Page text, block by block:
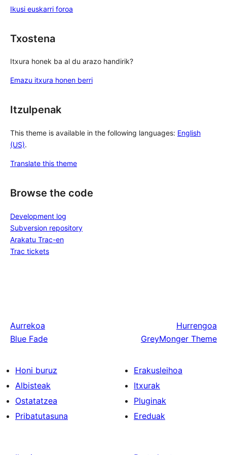
Ikusi euskarri foroa
Txostena
Itxura honek ba al du arazo handirik?
Emazu itxura honen berri
Itzulpenak
This theme is available in the following languages: English
(US).
Translate this theme
Browse the code
Development log
Subversion repository
Arakatu Trac-en
Trac tickets
Aurrekoa
Blue Fade
Hurrengoa
GreyMonger Theme
Honi buruz
Albisteak
Ostatatzea
Pribatutasuna
Erakusleihoa
Itxurak
Pluginak
Ereduak